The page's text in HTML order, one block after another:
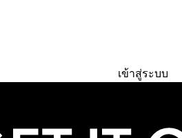
เข้าสู่ระบบ